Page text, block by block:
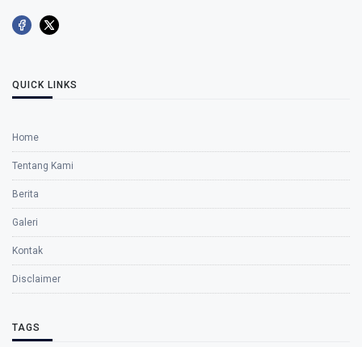
QUICK LINKS
Home
Tentang Kami
Berita
Galeri
Kontak
Disclaimer
TAGS